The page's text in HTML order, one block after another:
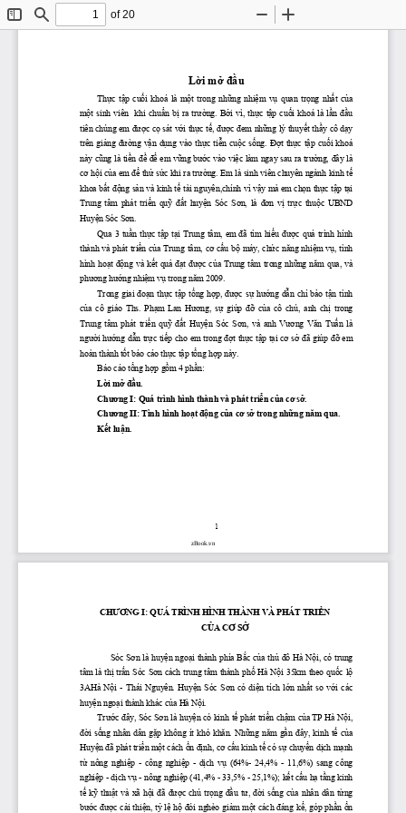
ToggleFind
of 20
Zoom
1
Lời mở đầu
Thực tập cuối
  khoá  là
một
  trong
những nhiệm vụ
  quan
trọng nhất của
một
  sinh  viên    khi
chuẩn bị
  ra
trường. Bởi
  vì,
thực tập cuối
  khoá  là
lần đầu
tiên chúng em được cọ sát với thực tế, được đem những lý thuyết thầy cô dạy
trên giảng đường vận dụng
  vào
thực tiễn cuộc sống. Đợt thực tập cuối
  khoá
này cũng là tiền đề để em vững bước vào việc làm ngay sau ra trường, đây là
cơ hội của em để thử sức khi ra trường. Em là sinh viên chuyên ngành kinh tế
khoa bất động sản và kinh tế tài nguyên,chính vì vậy mà em chọn thực tập tại
Trung  tâm  phát triển quỹ đất huyện
  Sóc
Sơn,
  là
đơn vị trực thuộc
  UBND
Huyện Sóc Sơn.
Qua  3 tuần thực tập tại
  Trung  tâm,  em
đã
  tìm
hiểu được
  quá  trình  hính
thành và phát triển của Trung tâm, cơ cấu bộ máy, chức năng nhiệm vụ, tình
hình hoạt động và kết quả đạt được của Trung tâm trong những năm qua, và
phương hướng nhiệm vụ trong năm 2009.
Trong giai đoạn thực tập tổng hợp, được sự hướng dẫn chỉ bảo tận tình
của
  cô  giáo  Ths.
Phạm
  Lan
Hương, sự
  giúp
đỡ của
  cô  chú,  anh
chị
  trong
Trung  tâm  phát triển quỹ đất Huyện
  Sóc
Sơn,
  và  anh
Vương Văn Tuấn
  là
người hướng dẫn trực tiếp cho em trong đợt thực tập tại cơ sở đã giúp đỡ em
hoàn thành tốt báo cáo thực tập tổng hợp này.
Báo cáo tổng hợp gồm 4 phần:
Lời mở đầu.
Chương I: Quá trình hình thành và phát triển của cơ sở.
Chương II: Tình hình hoạt động của cơ sở trong những năm qua.
Kết luận.
zBook.vn
CHƯƠNG I: QUÁ TRÌNH HÌNH THÀNH VÀ PHÁT TRIỂN
CỦA CƠ SỞ
      Sóc
Sơn là huyện ngoại thành phía Bắc của thủ đô Hà Nội, có trung
tâm là thị trấn Sóc Sơn cách trung tâm thành phố Hà Nội 35km theo quốc lộ
3AHà Nội
  -  Thái  Nguyên.
Huyện
  Sóc
Sơn
  có
diện
  tích
lớn nhất
  so
với
  các
huyện ngoại thành khác của Hà Nội.
Trước đây, Sóc Sơn là huyện có kinh tế phát triển chậm của TP Hà Nội,
đời sống
  nhân  dân
gặp
  không  ít  khó
khăn. Những năm gần đây,
  kinh
tế của
Huyện đã phát triển một cách ổn định, cơ cấu kinh tế có sự chuyển dịch mạnh
từ
  nông
nghiệp
  -  công
nghiệp
  -
dịch vụ
  (64%-  24,4%  -  11,6%)  sang  công
nghiệp - dịch vụ - nông nghiệp (41,4% - 33,5% - 25,1%); kết cấu hạ tầng kinh
tế kỹ thuật
  và  xã
hội đã được
  chú
trọng đầu tư, đời sống của
  nhân  dân
từng
bước được cải thiện, tỷ lệ hộ đói nghèo giảm một cách đáng kể, góp phần ổn